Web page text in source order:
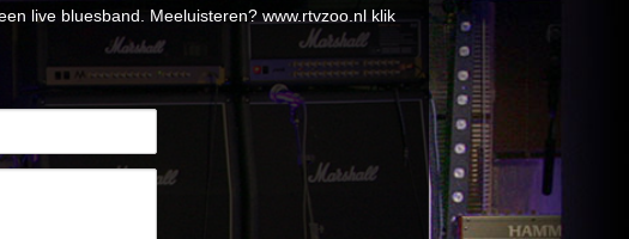
live bluesband. Meeluisteren? www.rtvzoo.nl klik